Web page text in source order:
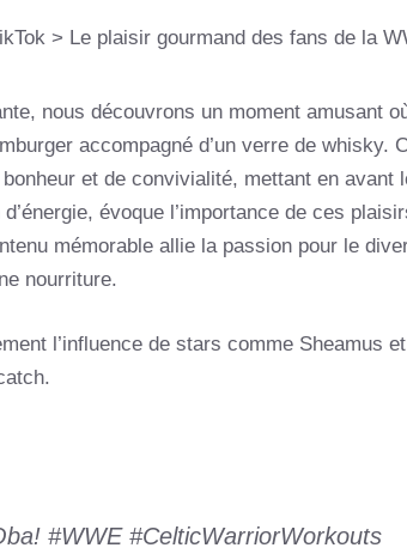
> Le plaisir gourmand des fans de la
nous découvrons un moment amusant
accompagné d’un verre de whisky.
et de convivialité, mettant en avant
évoque l’importance de ces
mémorable allie la passion pour le
nourriture.
l’influence de stars comme Sheamus
#WWE #CelticWarriorWorkouts